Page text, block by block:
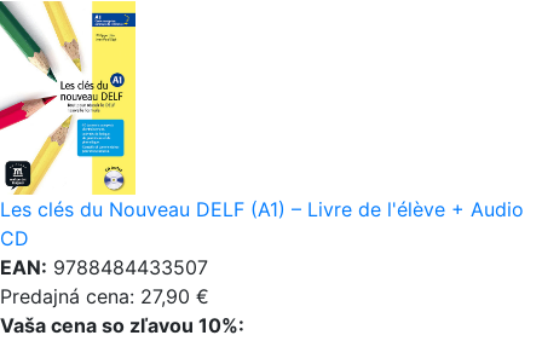
Les clés du Nouveau DELF (A1) – Livre de l'élève + Audio
CD
EAN: 9788484433507
Predajná cena: 27,90 €
Vaša cena so zľavou 10%: